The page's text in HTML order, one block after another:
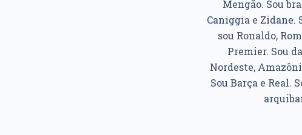
Mengão. Sou
Caniggia e Zidane.
sou Ronaldo,
Premier. Sou
Nordeste,
Sou Barça e Real.